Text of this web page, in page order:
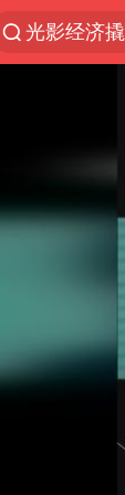
光影经济
马克·艾
上四休三
夏日经济乘
情侣平潭
白海豚将
央视新主
酒店回应
酒店花洒